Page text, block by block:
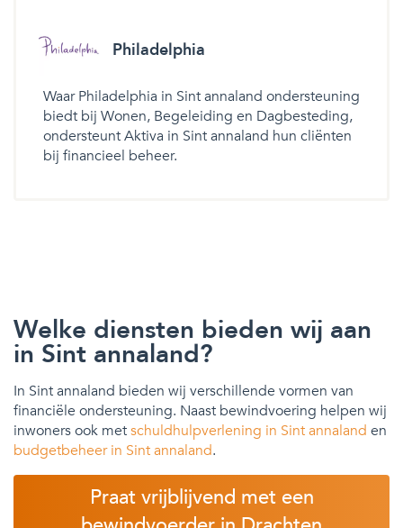
Philadelphia
Waar Philadelphia in Sint annaland ondersteuning
biedt bij Wonen, Begeleiding en Dagbesteding,
ondersteunt Aktiva in Sint annaland hun cliënten
bij financieel beheer.
Welke diensten bieden wij aan
in Sint annaland?
In Sint annaland bieden wij verschillende vormen van
financiële ondersteuning. Naast bewindvoering helpen wij
inwoners ook metschuldhulpverlening in Sint annaland en
budgetbeheer in Sint annaland.
Praat vrijblijvend met een